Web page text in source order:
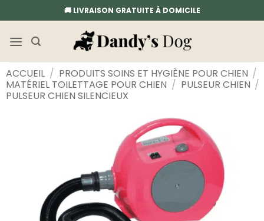
au
contenu
🚚 LIVRAISON GRATUITE À DOMICILE
ACCUEIL / PRODUITS SOINS ET HYGIÈNE POUR CHIEN /
MATÉRIEL TOILETTAGE POUR CHIEN / PULSEUR CHIEN /
PULSEUR CHIEN SILENCIEUX